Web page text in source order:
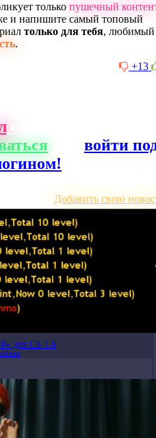
только пушечный
и напишите самый топовый
только для тебя, любимый
.
+13
с нашего сайта,
войти
Добавить свою
для CS 1.6